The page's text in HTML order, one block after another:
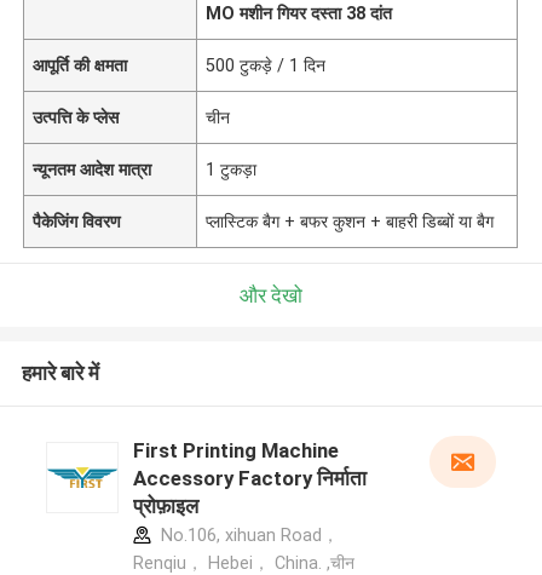
MO मशीन गियर दस्ता 38 दांत
आपूर्ति की क्षमता 500 टुकड़े / 1 दिन
उत्पत्ति के प्लेस चीन
न्यूनतम आदेश मात्रा 1 टुकड़ा
पैकेजिंग विवरण प्लास्टिक बैग + बफर कुशन + बाहरी डिब्बों या बैग
और देखो
हमारे बारे में
First Printing Machine
Accessory Factory निर्माता
प्रोफ़ाइल
No.106, xihuan Road，
Renqiu， Hebei， China. ,चीन